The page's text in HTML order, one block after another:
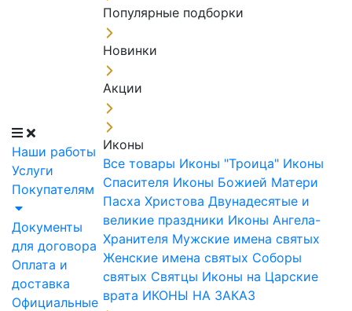
Наши работы
Услуги
Покупателям
Документы
для договора
Оплата и
доставка
Официальные
Популярные подборки
Новинки
Акции
Иконы
Все товары Иконы "Троица" Иконы
Спасителя Иконы Божией Матери
Пасха Христова Двунадесятые и
великие праздники Иконы Ангела-
Хранителя Мужские имена святых
Женские имена святых Соборы
святых Святцы Иконы на Царские
врата ИКОНЫ НА ЗАКАЗ